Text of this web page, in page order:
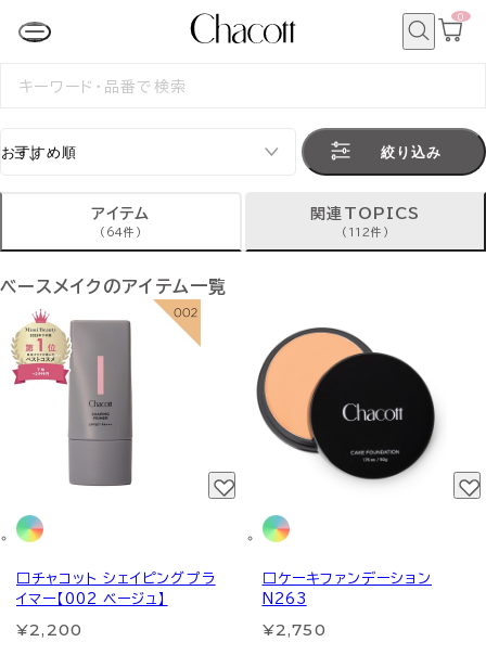
カ
0
検
絞り込み
アイテム
(64件)
関連TOPICS
(112件)
ベースメイクのアイテム一覧
□チャコット シェイピングプラ
イマー【002 ベージュ】
¥2,200
□ケーキファンデーション
N263
¥2,750